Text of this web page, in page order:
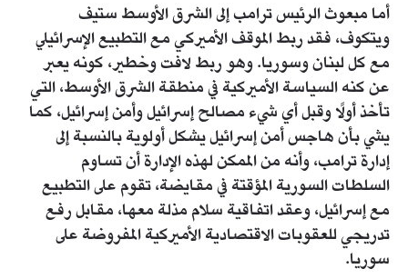
أما مبعوث الرئيس ترامب إلى الشرق الأوسط ستيف
ويتكوف، فقد ربط الموقف الأميركي مع التطبيع الإسرائيلي
مع كل لبنان وسوريا. وهو ربط لافت وخطير، كونه يعبر
عن كنه السياسة الأميركية في منطقة الشرق الأوسط، التي
تأخذ أولًا وقبل أي شيء مصالح إسرائيل وأمن إسرائيل، كما
يشي بأن هاجس أمن إسرائيل يشكل أولوية بالنسبة إلى
إدارة ترامب، وأنه من الممكن لهذه الإدارة أن تساوم
السلطات السورية المؤقتة في مقايضة، تقوم على التطبيع
مع إسرائيل، وعقد اتفاقية سلام مذلة معها، مقابل رفع
تدريجي للعقوبات الاقتصادية الأميركية المفروضة على
سوريا.